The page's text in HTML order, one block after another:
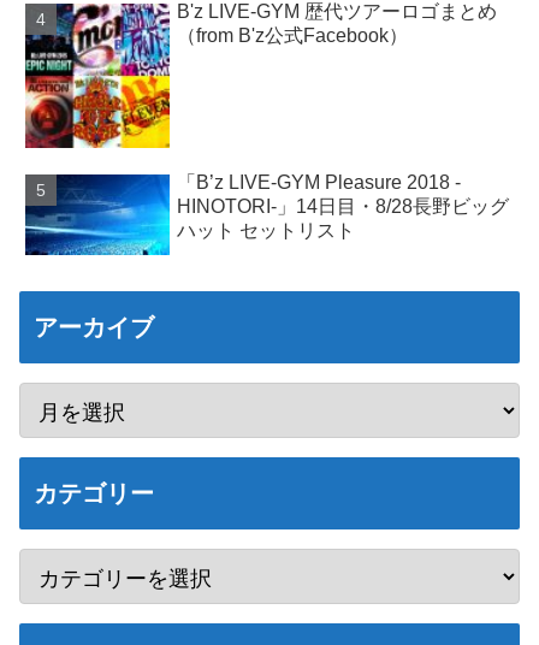
B'z LIVE-GYM 歴代ツアーロゴまとめ
（from B'z公式Facebook）
「B’z LIVE-GYM Pleasure 2018 -
HINOTORI-」14日目・8/28長野ビッグ
ハット セットリスト
アーカイブ
カテゴリー